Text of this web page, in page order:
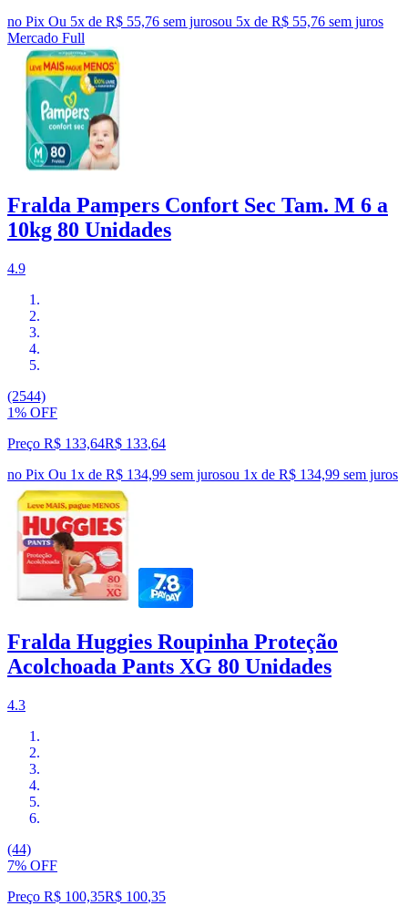
no Pix Ou 5x de R$ 55,76 sem jurosou 5x de R$ 55,76 sem juros
Mercado Full
Fralda Pampers Confort Sec Tam. M 6 a
10kg 80 Unidades
4.9
(2544)
1% OFF
Preço R$ 133,64R$ 133,64
no Pix Ou 1x de R$ 134,99 sem jurosou 1x de R$ 134,99 sem juros
Fralda Huggies Roupinha Proteção
Acolchoada Pants XG 80 Unidades
4.3
(44)
7% OFF
Preço R$ 100,35R$ 100,35